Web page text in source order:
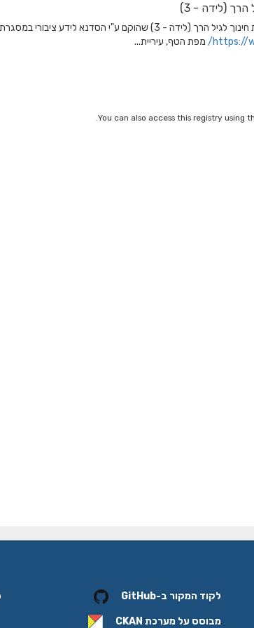
הרך (לידה - 3)
ציבורי במסגרת פרויקט מפת הטף בשיתוף קרן יד הנדיב. אודות מפת הטף
https://
מפת הטף, עיריית...
You can also access this registry using
לקוד המקור ב-GitHub
מבוסס על מערכת CKAN